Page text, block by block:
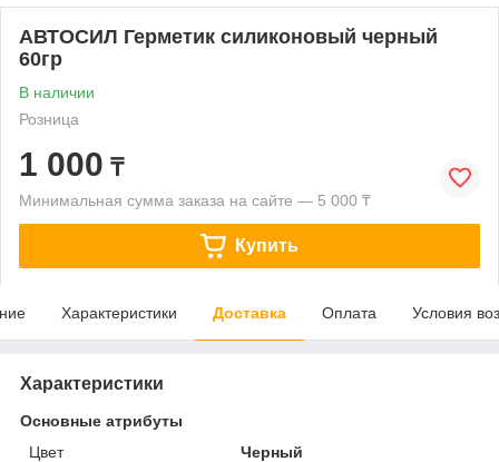
АВТОСИЛ Герметик силиконовый черный
60гр
В наличии
Розница
1 000 ₸
Минимальная сумма заказа на сайте — 5 000 ₸
Купить
Характеристики Доставка Оплата Условия
Характеристики
Основные атрибуты
Цвет
Черный